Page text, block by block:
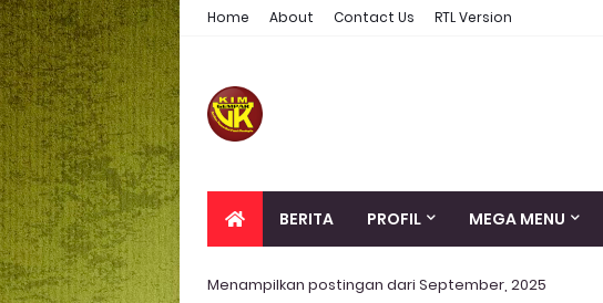
Home About Contact Us RTL Version
BERITA PROFIL MEGA MENU
Menampilkan postingan dari September, 2025